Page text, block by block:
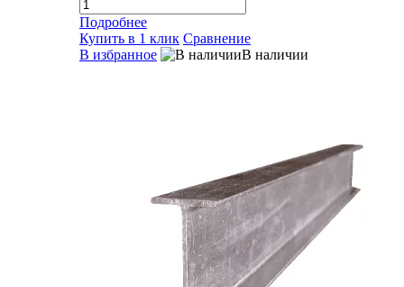
Подробнее
Купить в 1 клик Сравнение
В избранное
В наличии